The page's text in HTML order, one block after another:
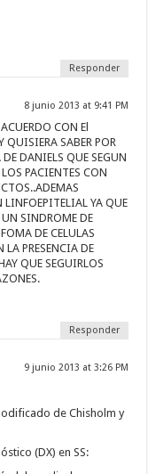
Responder
8 junio 2013 at 9:41 PM
CON El
QUISIERA SABER POR
DANIELS QUE SEGUN
PACIENTES CON
LINFOEPITELIAL YA QUE
SINDROME DE
DE CELULAS
PRESENCIA DE
QUE SEGUIRLOS
Responder
9 junio 2013 at 3:26 PM
de Chisholm y
(DX) en SS: